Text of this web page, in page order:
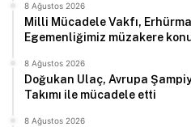
8 Ağustos 2026
Milli Mücadele Vakfı,
Egemenliğimiz müzakere
8 Ağustos 2026
Doğukan Ulaç, Avrupa
Takımı ile mücadele etti
8 Ağustos 2026